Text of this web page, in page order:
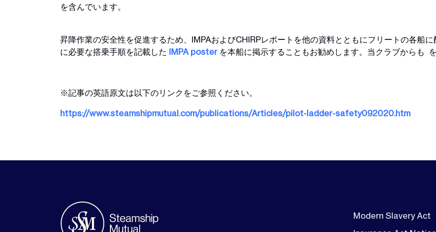
を含んでいます。
昇降作業の安全性を促進するため、IMPAおよびCHIRPレポートを他の資料とともにフリートの各船
に必要な搭乗手順を記載した IMPA poster を本船に掲示することもお勧めします。当クラブからも
※記事の英語原文は以下のリンクをご参照ください。
https://www.steamshipmutual.com/publications/Articles/pilot-ladder-safety092020.htm
Modern Slavery Act